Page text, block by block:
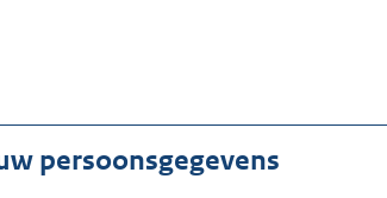
persoonsgegevens